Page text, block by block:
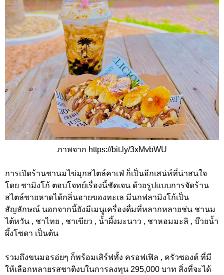
ภาพจาก https://bit.ly/3xMvbWU
การเปิดร้านชานมไข่มุกสไตล์คาเฟ่ ก็เป็นอีกเสน่ห์ที่น่าสนใจ
โดย ชามิงโก้ ตอบโจทย์เรื่องนี้ชัดเจน ด้วยรูปแบบการจัดร้าน
สไตล์ชายหาดได้กลิ่นอายของทะเล มีนกฟลามิงโก้เป็น
สัญลักษณ์ นอกจากนี้ยังมีเมนูเครื่องดื่มที่หลากหลายช่น ชานม
ไต้หวัน , ชาไทย , ชาเขียว , น้ำผึ้งมะนาว , ชาหอมมะลิ , บ๊วยน้ำ
ผึ้งโซดา เป็นต้น
รวมถึงขนมอรอ่ยๆ ก็พร้อมเสิร์ฟทั้ง ครอฟเฟิล , ครัวซองต์ ที่มี
ให้เลือกหลายรสชาติงบในการลงทุน 295,000 บาท สิ่งที่จะได้